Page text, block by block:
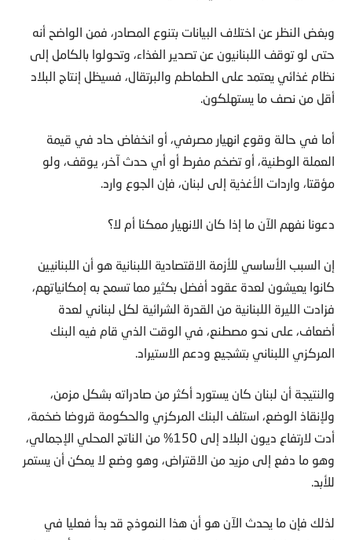
وبغض النظر عن اختلاف البيانات بتنوع المصادر، فمن الواضح أنه
حتى لو توقف اللبنانيون عن تصدير الغذاء، وتحولوا بالكامل إلى
نظام غذائي يعتمد على الطماطم والبرتقال، فسيظل إنتاج البلاد
أقل من نصف ما يستهلكون.
أما في حالة وقوع انهيار مصرفي، أو انخفاض حاد في قيمة
العملة الوطنية، أو تضخم مفرط أو أي حدث آخر، يوقف، ولو
مؤقتا، واردات الأغذية إلى لبنان، فإن الجوع وارد.
دعونا نفهم الآن ما إذا كان الانهيار ممكنا أم لا؟
إن السبب الأساسي للأزمة الاقتصادية اللبنانية هو أن اللبنانيين
كانوا يعيشون لعدة عقود أفضل بكثير مما تسمح به إمكانياتهم،
فزادت الليرة اللبنانية من القدرة الشرائية لكل لبناني لعدة
أضعاف، على نحو مصطنع، في الوقت الذي قام فيه البنك
المركزي اللبناني بتشجيع ودعم الاستيراد.
والنتيجة أن لبنان كان يستورد أكثر من صادراته بشكل مزمن،
ولإنقاذ الوضع، استلف البنك المركزي والحكومة قروضا ضخمة،
أدت لارتفاع ديون البلاد إلى 150% من الناتج المحلي الإجمالي،
وهو ما دفع إلى مزيد من الاقتراض، وهو وضع لا يمكن أن يستمر
للأبد.
لذلك فإن ما يحدث الآن هو أن هذا النموذج قد بدأ فعليا في